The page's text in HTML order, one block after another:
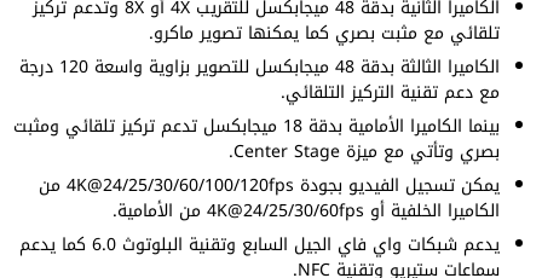
الكاميرا الثانية بدقة 48 ميجابكسل للتقريب 4X أو 8X وتدعم تركيز
تلقائي مع مثبت بصري كما يمكنها تصوير ماكرو.
الكاميرا الثالثة بدقة 48 ميجابكسل للتصوير بزاوية واسعة 120 درجة
مع دعم تقنية التركيز التلقائي.
بينما الكاميرا الأمامية بدقة 18 ميجابكسل تدعم تركيز تلقائي ومثبت
بصري وتأتي مع ميزة Center Stage.
يمكن تسجيل الفيديو بجودة 4K@24/25/30/60/100/120fps من
الكاميرا الخلفية أو 4K@24/25/30/60fps من الأمامية.
يدعم شبكات واي فاي الجيل السابع وتقنية البلوتوث 6.0 كما يدعم
سماعات ستيريو وتقنية NFC.